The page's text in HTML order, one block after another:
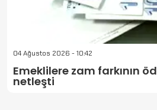
04 Ağustos 2026 - 10:42
Emeklilere zam farkının
netleşti